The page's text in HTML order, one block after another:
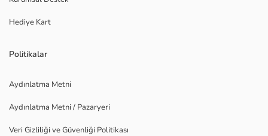
Hediye Kart
Politikalar
Aydınlatma Metni
Aydınlatma Metni / Pazaryeri
Veri Gizliliği ve Güvenliği Politikası